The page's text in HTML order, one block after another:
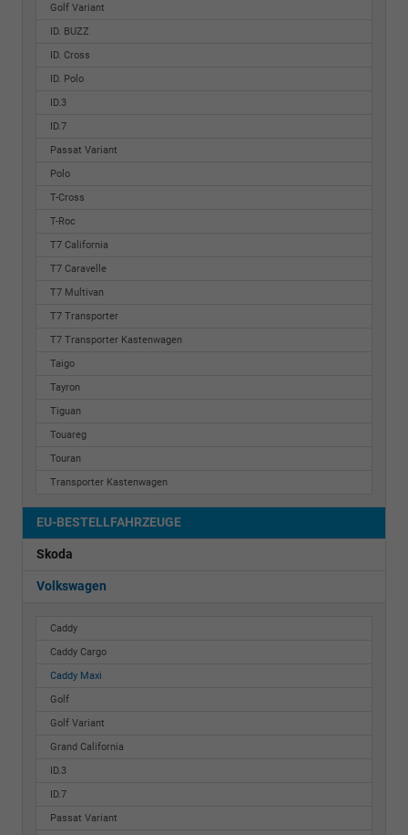
Golf Variant
ID. BUZZ
ID. Cross
ID. Polo
ID.3
ID.7
Passat Variant
Polo
T-Cross
T-Roc
T7 California
T7 Caravelle
T7 Multivan
T7 Transporter
T7 Transporter Kastenwagen
Taigo
Tayron
Tiguan
Touareg
Touran
Transporter Kastenwagen
EU-BESTELLFAHRZEUGE
Skoda
Volkswagen
Caddy
Caddy Cargo
Caddy Maxi
Golf
Golf Variant
Grand California
ID.3
ID.7
Passat Variant